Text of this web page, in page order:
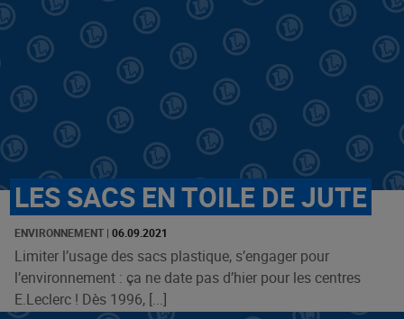
LES SACS EN TOILE DE JUTE
ENVIRONNEMENT | 06.09.2021
Limiter l’usage des sacs plastique, s’engager pour
l’environnement : ça ne date pas d’hier pour les centres
E.Leclerc ! Dès 1996, [...]